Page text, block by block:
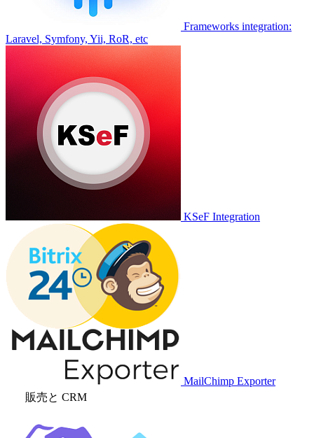
Frameworks integration:
Laravel, Symfony, Yii, RoR, etc
KSeF Integration
MailChimp Exporter
販売と CRM